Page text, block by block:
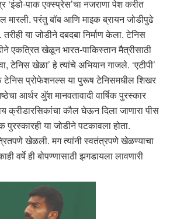
‘इंडो-पाक एक्स्प्रेस’चा नजराणा पेश करीत
मारली. परंतु बॉब आणि माइक ब्रायन जोडीपुढे
तरीही या जोडीने दबदबा निर्माण केला. टेनिस
एकत्रित खेळून भारत-पाकिस्तान मैत्रीसाठी
टेनिस खेळा’ हे त्यांचे अभियान गाजले. ‘एटीपी’
प्रोफेशनल्स या पुरूष टेनिसमधील शिखर
आर्थर अ‍ॅुश मानवतावादी वार्षिक पुरस्कार
क्रीडारसिकांचा कौल घेऊन दिला जाणारा पीस
पुरस्कारही या जोडीने पटकावला होता.
खेळली. मग त्यांनी स्वतंत्रपणे खेळण्याचा
वर्षे ही बोपण्णासाठी झगडायला लावणारी